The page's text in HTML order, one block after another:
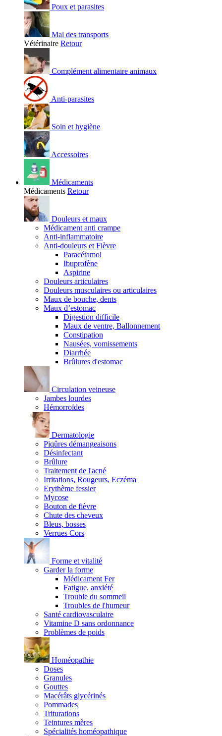
Poux et parasites
Mal des transports
Vétérinaire Retour
Complément alimentaire animaux
Anti-parasites
Soin et hygiène
Accessoires
Médicaments
Médicaments Retour
Douleurs et maux
Médicament anti crampe
Anti-inflammatoire
Anti-douleurs et Fièvre
Paracétamol
Ibuprofène
Aspirine
Douleurs articulaires
Douleurs musculaires ou articulaires
Maux de bouche, dents
Maux d’estomac
Digestion difficile
Maux de ventre, Ballonnement
Constipation
Nausées, vomissements
Diarrhée
Brûlures d'estomac
Circulation veineuse
Jambes lourdes
Hémorroïdes
Dermatologie
Piqûres démangeaisons
Désinfectant
Brûlure
Traitement de l'acné
Irritations, Rougeurs, Eczéma
Erythème fessier
Mycose
Bouton de fièvre
Chute des cheveux
Bleus, bosses
Verrues Cors
Forme et vitalité
Garder la forme
Médicament Fer
Fatigue, anxiété
Trouble du sommeil
Troubles de l'humeur
Santé cardiovasculaire
Vitamine D sans ordonnance
Problèmes de poids
Homéopathie
Doses
Granules
Gouttes
Macérâts glycérinés
Pommades
Triturations
Teintures mères
Spécialités homéopathique